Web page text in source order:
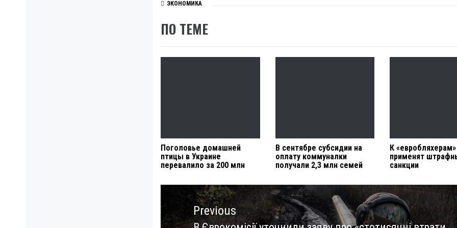
ЭКОНОМИКА
ПО ТЕМЕ
Поголовье домашней
птицы в Украине
перевалило за 200 млн
В сентябре субсидии на
оплату коммуналки
получали 2,3 млн семей
К «евробляхерам»
применят
санкции
Навигация
по
записямPrevious